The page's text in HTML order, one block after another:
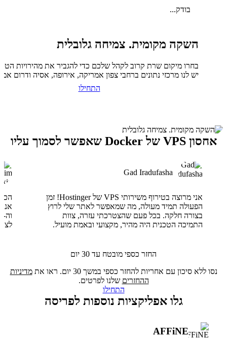
בודק...
השקה מקומית. צמיחה גלובלית
בחרו מיקום שרת קרוב לקהל שלכם כדי להגביר את מהירויות
יש לנו מרכזי נתונים ברחבי צפון אמריקה, אירופה, אסיה ודרום
התחילו
אחסון VPS של Docker שאפשר לסמוך עליו
Gad Iradufasha
אני מרוצה בטירוף משירותי VPS של Hostinger! זמן
הפעולה תמיד מעולה, מה שמאפשר לאתר שלי לרוץ
בצורה חלקה. בכל פעם שהצטרכתי עזרה, צוות
התמיכה הטכנית היה מהיר, מקצועי ובאמת מועיל.
החזר כספי מובטח עד 30 יום
נסו ללא סיכון עם אחריות להחזר כספי במשך 30 יום. ראו את
מדיניות
ההחזרים שלנו לפרטים.
התחילו
גלו אפליקציות נוספות לפריסה
AFFiNE